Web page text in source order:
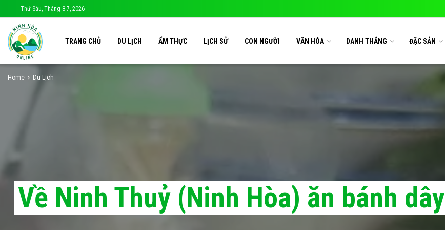
Thứ Sáu, Tháng 8 7, 2026
TRANG CHỦ DU LỊCH ẨM THỰC LỊCH SỬ CON NGƯỜI VĂN HÓA DANH THẮNG ĐẶC SẢN
Home Du Lịch
Về Ninh Thuỷ (Ninh Hòa) ăn bánh dây